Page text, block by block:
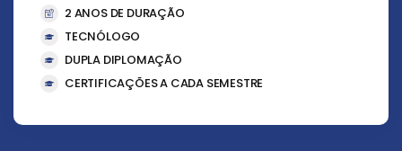
2 ANOS DE DURAÇÃO
TECNÓLOGO
DUPLA DIPLOMAÇÃO
CERTIFICAÇÕES A CADA SEMESTRE